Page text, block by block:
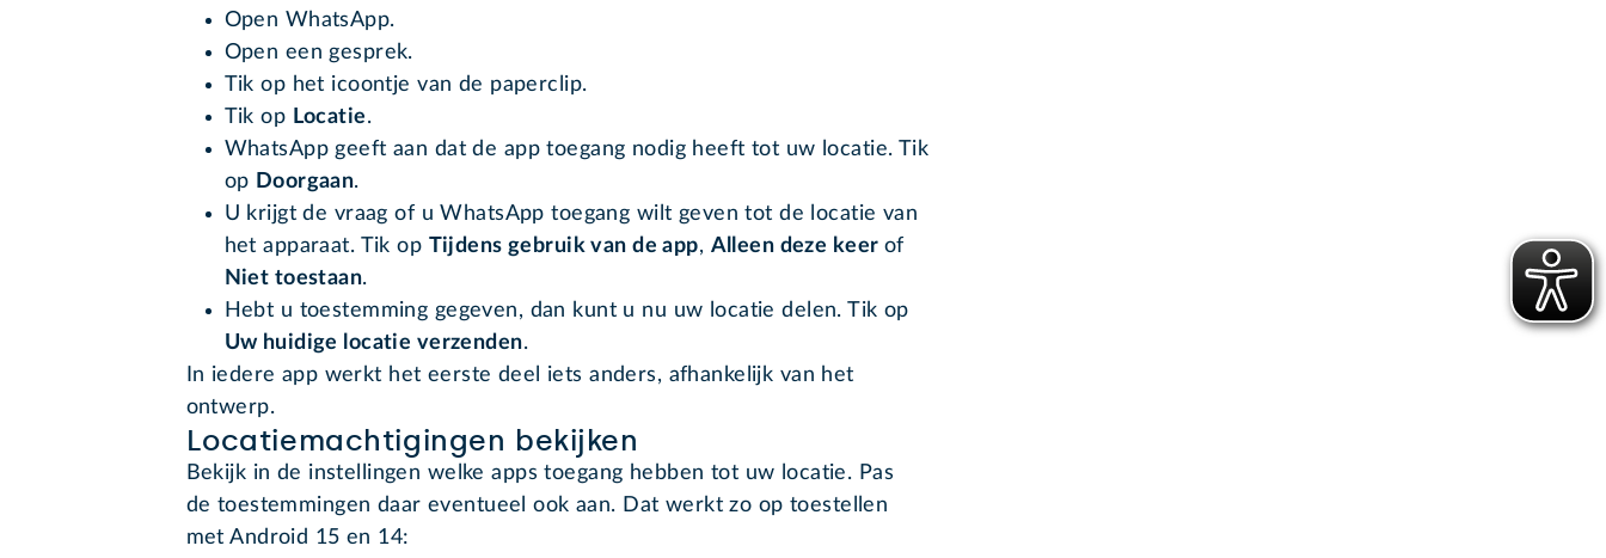
Open WhatsApp.
Open een gesprek.
Tik op het icoontje van de paperclip.
Tik op Locatie.
WhatsApp geeft aan dat de app toegang nodig heeft tot uw locatie. Tik
op Doorgaan.
U krijgt de vraag of u WhatsApp toegang wilt geven tot de locatie van
het apparaat. Tik op Tijdens gebruik van de app, Alleen deze keer of
Niet toestaan.
Hebt u toestemming gegeven, dan kunt u nu uw locatie delen. Tik op
Uw huidige locatie verzenden.
In iedere app werkt het eerste deel iets anders, afhankelijk van het
ontwerp.
Locatiemachtigingen bekijken
Bekijk in de instellingen welke apps toegang hebben tot uw locatie. Pas
de toestemmingen daar eventueel ook aan. Dat werkt zo op toestellen
met Android 15 en 14: